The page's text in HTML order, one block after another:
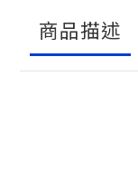
商品描述